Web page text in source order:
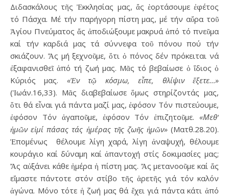
Διδασκάλους τῆς Ἐκκλησίας μας, ἄς ἑορτάσουμε ἐφέτος
τό Πάσχα. Μέ τήν παρήγορη πίστη μας, μέ τήν αὔρα τοῦ
Ἁγίου Πνεύματος ἄς ἀποδιώξουμε μακρυά ἀπό τό πνεῦμα
καί τήν καρδιά μας τά σύννεφα τοῦ πόνου πού τήν
σκιάζουν. Ἄς μή ξεχνοῦμε, ὅτι ὁ πόνος δέν πρόκειται νά
ἐξαφανισθεῖ ἀπό τή ζωή μας. Μᾶς τό βεβαίωσε ὁ ἴδιος ὁ
Κύριός μας. «Ἐν τῷ κόσμω, εἶπε, θλίψιν ἕξετε…»
(Ἰωάν.16,33). Μᾶς διαβεβαίωσε ὅμως στηρίζοντάς μας,
ὅτι θά εἶναι γιά πάντα μαζί μας, ἐφόσον Τόν πιστεύουμε,
ἐφόσον Τόν ἀγαποῦμε, ἐφόσον Τόν ἐπιζητοῦμε. «Μεθ’
ἡμῶν εἰμί πάσας τάς ἡμέρας τῆς ζωῆς ἡμῶν»(Ματθ.28.20).
Ἑπομένως θέλουμε λίγη χαρά, λίγη ἀναψυχή, θέλουμε
κουράγιο καί δύναμη καί ἀπαντοχή στίς δοκιμασίες μας;
Ἄς αὐξάνει κάθε ἡμέρα ἡ πίστη μας. Ἄς μετανοοῦμε καί ἄς
εἴμαστε πάντοτε στόν στίβο τῆς ἀρετῆς γιά τόν καλόν
ἀγώνα. Μόνο τότε ἡ ζωή μας θά ἔχει γιά πάντα κάτι ἀπό